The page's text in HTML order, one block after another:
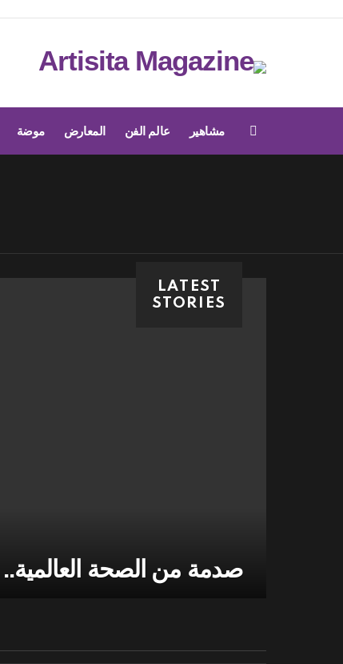
مشاهير عالم الفن المعارض موضة
LATEST
STORIES
صدمة من الصحة العالمية.. 13 سلالة لكورونا قبل أول ظهور!